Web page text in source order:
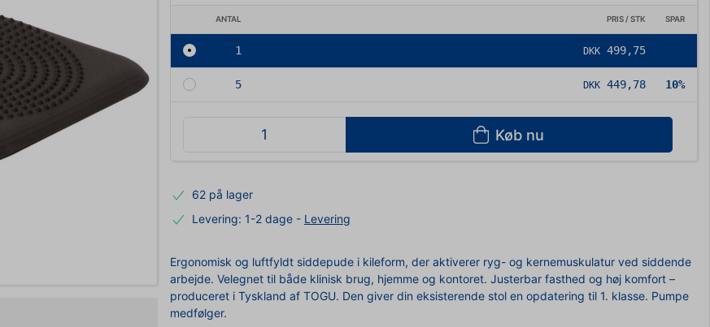
ANTAL PRIS / STK SPAR
Køb nu
1 DKK 499,75
5 DKK 449,78 10%
62 på lager
Levering: 1-2 dage - Levering
Ergonomisk og luftfyldt siddepude i kileform, der aktiverer ryg- og kernemuskulatur ved siddende
arbejde. Velegnet til både klinisk brug, hjemme og kontoret. Justerbar fasthed og høj komfort –
produceret i Tyskland af TOGU. Den giver din eksisterende stol en opdatering til 1. klasse. Pumpe
medfølger.